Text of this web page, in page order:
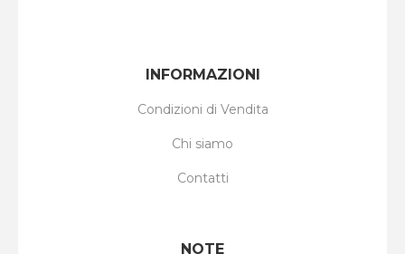
INFORMAZIONI
Condizioni di Vendita
Chi siamo
Contatti
NOTE